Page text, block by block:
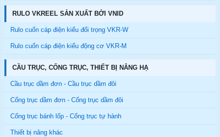
RULO VKREEL SẢN XUẤT BỞI VNID
Rulo cuốn cáp điện kiểu đối trọng VKR-W
Rulo cuốn cáp điện kiểu động cơ VKR-M
CẦU TRỤC, CỔNG TRỤC, THIẾT BỊ NÂNG HẠ
Cầu trục dầm đơn - Cầu trục dầm đôi
Cổng trục dầm đơn - Cổng trục dầm đôi
Cổng trục bánh lốp - Cổng trục tự hành
Thiết bị nâng khác